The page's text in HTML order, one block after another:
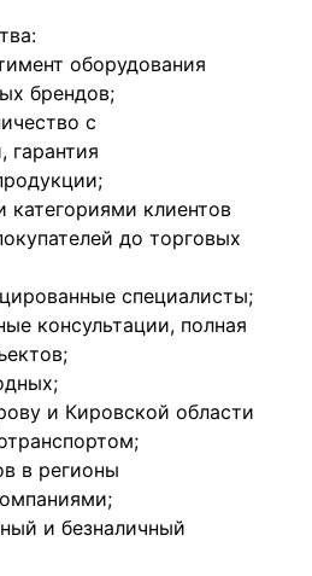
оборудования
брендов;
с
гарантия
категориями клиентов
до торговых
специалисты;
консультации, полная
и Кировской области
в регионы
и безналичный